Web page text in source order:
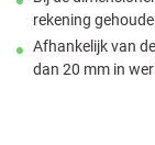
rekening
Afhankelijk van
dan 20 mm in